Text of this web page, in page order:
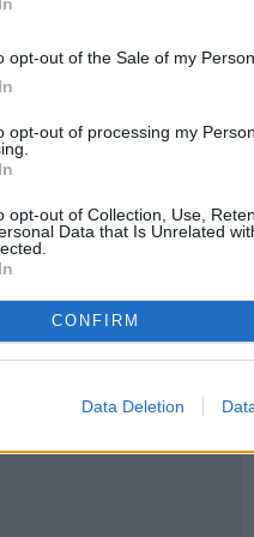
opt-out of the Sale of my
opt-out of processing my
opt-out of Collection, Use,
Data that Is Unrelated
CONFIRM
Data Deletion
της παθητικής
απαλλάσσεται λόγω
ο πρόεδρος
προσωρινά